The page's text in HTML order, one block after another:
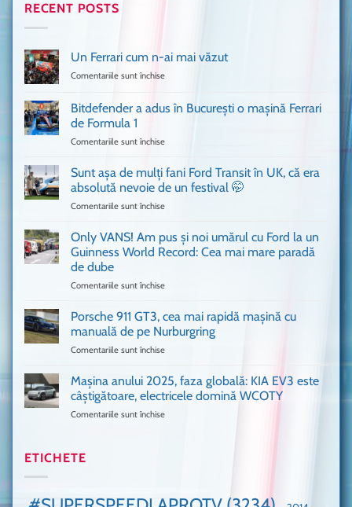
RECENT POSTS
Un Ferrari cum n-ai mai văzut
Comentariile sunt închise
Ferrari
cum
văzut
Bitdefender a adus în București o mașină Ferrari
de Formula 1
Comentariile sunt închise
a
în
mașină
Ferrari
Sunt așa de mulți fani Ford Transit în UK, că era
absolută nevoie de un festival 🤭
Comentariile sunt închise
așa
mulți
în
UK,
nevoie
de
Only VANS! Am pus și noi umărul cu Ford la un
Guinness World Record: Cea mai mare paradă
de dube
Comentariile sunt închise
VANS!
Am
pus
umărul
cu
mai
Porsche 911 GT3, cea mai rapidă mașină cu
manuală de pe Nurburgring
Comentariile sunt închise
911
GT3,
cea
pe
Mașina anului 2025, faza globală: KIA EV3 este
câștigătoare, electricele domină WCOTY
Comentariile sunt închise
ETICHETE